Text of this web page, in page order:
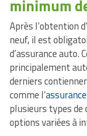
minimum
Après l’obtention
neuf, il est
d’assurance auto.
principalement
derniers
comme l’
plusieurs types de
options variées à